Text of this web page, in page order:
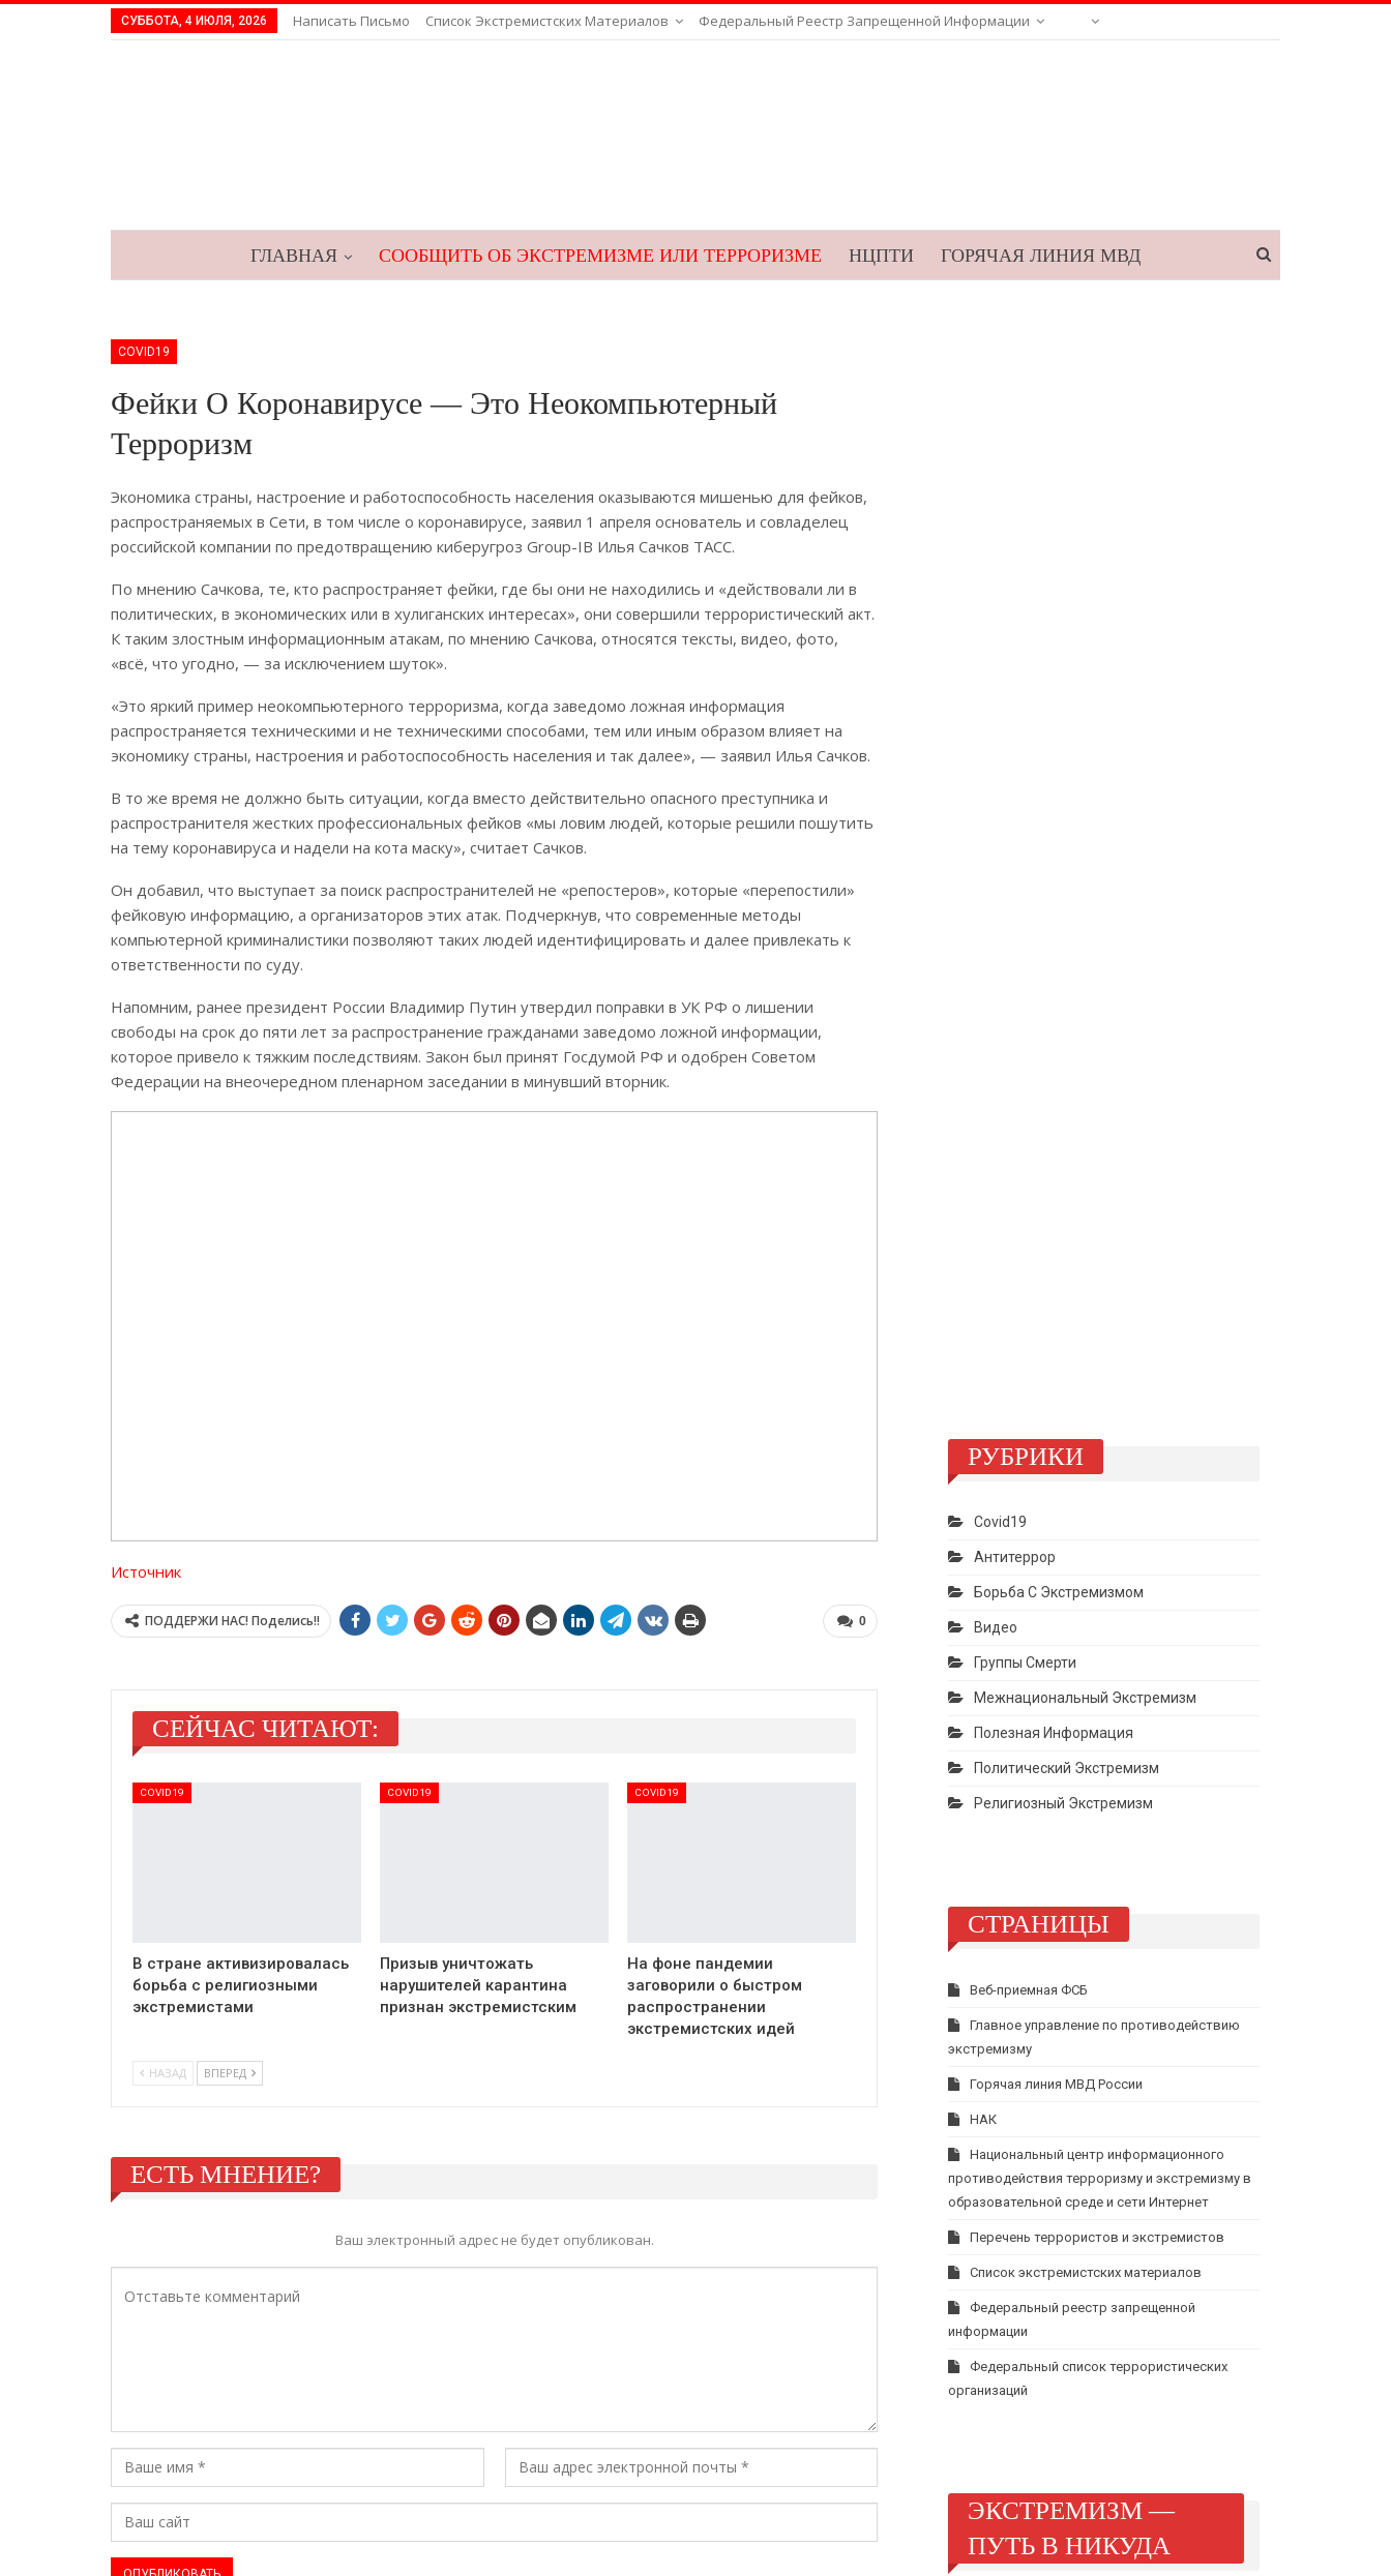
СУББОТА, 4 ИЮЛЯ, 2026 Написать Письмо Список Экстремистских Материалов Федеральный Реестр Запрещенной Информации
ГЛАВНАЯ СООБЩИТЬ ОБ ЭКСТРЕМИЗМЕ ИЛИ ТЕРРОРИЗМЕ НЦПТИ ГОРЯЧАЯ ЛИНИЯ МВД
COVID19
Фейки О Коронавирусе — Это Неокомпьютерный
Терроризм
Экономика страны, настроение и работоспособность населения оказываются мишенью для фейков,
распространяемых в Сети, в том числе о коронавирусе, заявил 1 апреля основатель и совладелец
российской компании по предотвращению киберугроз Group-IB Илья Сачков ТАСС.
По мнению Сачкова, те, кто распространяет фейки, где бы они не находились и «действовали ли в
политических, в экономических или в хулиганских интересах», они совершили террористический акт.
К таким злостным информационным атакам, по мнению Сачкова, относятся тексты, видео, фото,
«всё, что угодно, — за исключением шуток».
«Это яркий пример неокомпьютерного терроризма, когда заведомо ложная информация
распространяется техническими и не техническими способами, тем или иным образом влияет на
экономику страны, настроения и работоспособность населения и так далее», — заявил Илья Сачков.
В то же время не должно быть ситуации, когда вместо действительно опасного преступника и
распространителя жестких профессиональных фейков «мы ловим людей, которые решили пошутить
на тему коронавируса и надели на кота маску», считает Сачков.
Он добавил, что выступает за поиск распространителей не «репостеров», которые «перепостили»
фейковую информацию, а организаторов этих атак. Подчеркнув, что современные методы
компьютерной криминалистики позволяют таких людей идентифицировать и далее привлекать к
ответственности по суду.
Напомним, ранее президент России Владимир Путин утвердил поправки в УК РФ о лишении
свободы на срок до пяти лет за распространение гражданами заведомо ложной информации,
которое привело к тяжким последствиям. Закон был принят Госдумой РФ и одобрен Советом
Федерации на внеочередном пленарном заседании в минувший вторник.
Источник
0
ПОДДЕРЖИ НАС! Поделись!!
СЕЙЧАС ЧИТАЮТ:
COVID19
В стране активизировалась
борьба с религиозными
экстремистами
COVID19
Призыв уничтожать
нарушителей карантина
признан экстремистским
COVID19
На фоне пандемии
заговорили о быстром
распространении
экстремистских идей
НАЗАД ВПЕРЕД
ЕСТЬ МНЕНИЕ?
Ваш электронный адрес не будет опубликован.
РУБРИКИ
Covid19
Антитеррор
Борьба С Экстремизмом
Видео
Группы Смерти
Межнациональный Экстремизм
Полезная Информация
Политический Экстремизм
Религиозный Экстремизм
СТРАНИЦЫ
Веб-приемная ФСБ
Главное управление по противодействию
экстремизму
Горячая линия МВД России
НАК
Национальный центр информационного
противодействия терроризму и экстремизму в
образовательной среде и сети Интернет
Перечень террористов и экстремистов
Список экстремистских материалов
Федеральный реестр запрещенной
информации
Федеральный список террористических
организаций
ЭКСТРЕМИЗМ —
ПУТЬ В НИКУДА